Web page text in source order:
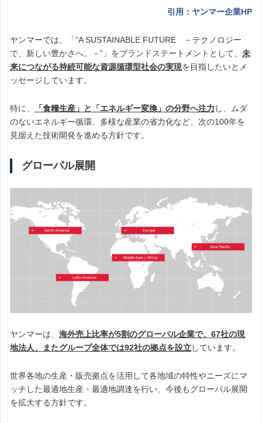
引用：ヤンマー企業HP
ヤンマーでは、「“A SUSTAINABLE FUTURE －テクノロジー
で、新しい豊かさへ。－”」をブランドステートメントとして、 未
来につながる持続可能な資源循環型社会の実現を目指したいとメ
ッセージしています。
特に、 「食糧生産」と「エネルギー変換」の分野へ注力 し、ムダ
のないエネルギー循環、多様な産業の省力化など、次の100年を
見据えた技術開発を進める方針です。
グローバル展開
ヤンマーは、 海外売上比率が5割のグローバル企業で、67社の現
地法人、またグループ全体では92社の拠点を設立しています。
世界各地の生産・販売拠点を活用して各地域の特性やニーズにマ
ッチした最適地生産・最適地調達を行い、今後もグローバル展開
を拡大する方針です。